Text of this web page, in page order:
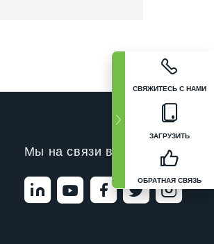
СВЯЖИТЕСЬ С НАМИ
ЗАГРУЗИТЬ
ОБРАТНАЯ СВЯЗЬ
Мы на связи в